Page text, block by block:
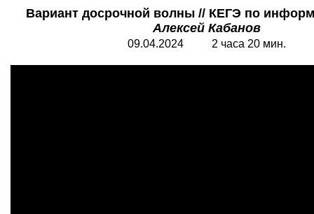
Вариант досрочной волны // КЕГЭ по
Алексей Кабанов
09.04.2024 2 часа 20 мин.